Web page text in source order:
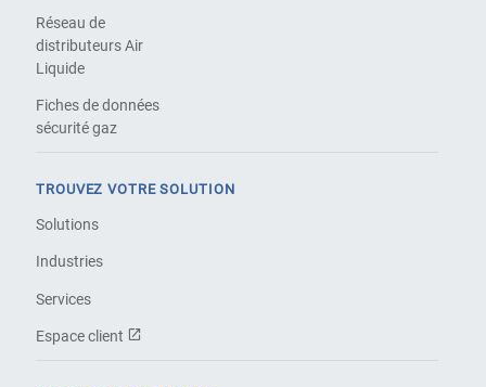
Réseau de
distributeurs Air
Liquide
Fiches de données
sécurité gaz
TROUVEZ VOTRE SOLUTION
Solutions
Industries
Services
Espace client